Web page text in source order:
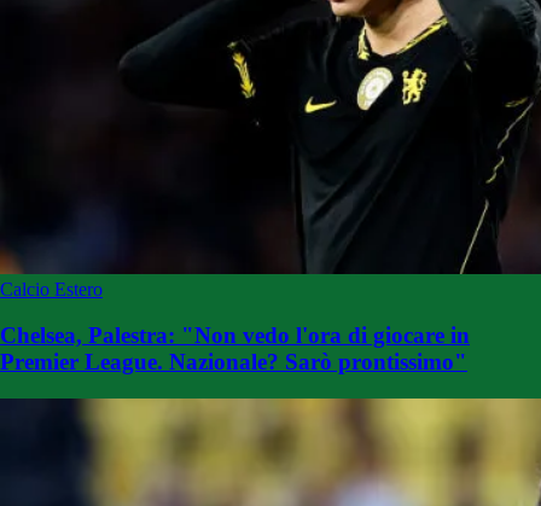
Calcio Estero
Chelsea, Palestra: "Non vedo l'ora di giocare in
Premier League. Nazionale? Sarò prontissimo"